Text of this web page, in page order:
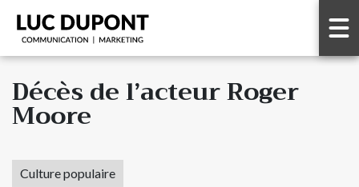
Décès de l’acteur Roger
Moore
Culture populaire